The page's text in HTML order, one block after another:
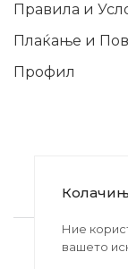
Правила и
Плаќање и
Профил
2020-2024
Ние
вашето